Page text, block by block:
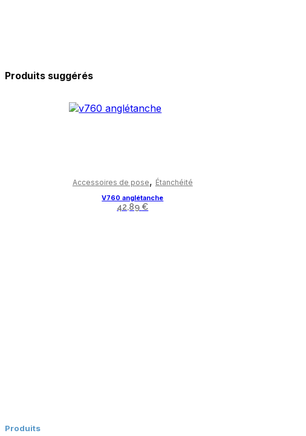
Produits suggérés
Accessoires de pose, Étanchéité
V760 anglétanche
42,89 €
Produits